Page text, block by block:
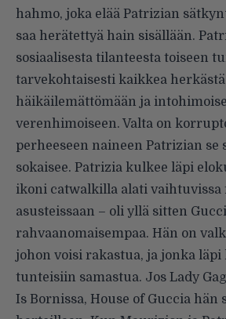
hahmo, joka elää Patrizian
saa herätettyä hain sisällään.
sosiaalisesta tilanteesta toiseen
tarvekohtaisesti kaikkea herkästä
häikäilemättömään ja
verenhimoiseen. Valta on
perheeseen naineen Patrizian se
sokaisee. Patrizia kulkee läpi
ikoni catwalkilla alati vaihtuvissa
asusteissaan – oli yllä sitten
rahvaanomaisempaa. Hän on
johon voisi rakastua, ja jonka läpi
tunteisiin samastua. Jos Lady
Is Bornissa, House of Guccia hän